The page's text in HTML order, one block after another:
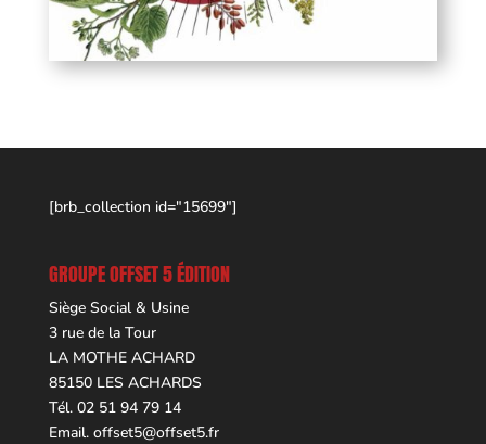
[brb_collection id="15699"]
GROUPE OFFSET 5 ÉDITION
Siège Social & Usine
3 rue de la Tour
LA MOTHE ACHARD
85150 LES ACHARDS
Tél. 02 51 94 79 14
Email. offset5@offset5.fr